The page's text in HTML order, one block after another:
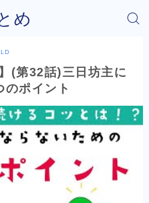
め
(第32話)三日坊主に
のポイント